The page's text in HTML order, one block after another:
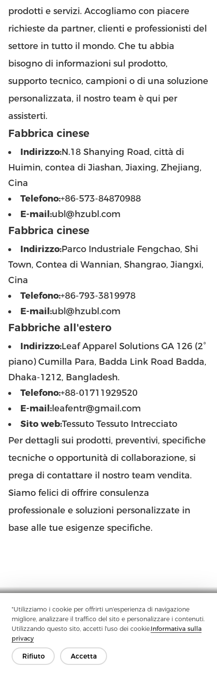
"Utilizziamo i cookie per offrirti un'esperienza di navigazione
migliore, analizzare il traffico del sito e personalizzare i contenuti.
Utilizzando questo sito, accetti l'uso dei cookie.Informativa sulla
privacy
Rifiuto Accetta
prodotti e servizi. Accogliamo con piacere
richieste da partner, clienti e professionisti del
settore in tutto il mondo. Che tu abbia
bisogno di informazioni sul prodotto,
supporto tecnico, campioni o di una soluzione
personalizzata, il nostro team è qui per
assisterti.
Fabbrica cinese
Indirizzo:N.18 Shanying Road, città di
Huimin, contea di Jiashan, Jiaxing, Zhejiang,
Cina
Telefono:+86-573-84870988
E-mail:ubl@hzubl.com
Fabbrica cinese
Indirizzo:Parco Industriale Fengchao, Shi
Town, Contea di Wannian, Shangrao, Jiangxi,
Cina
Telefono:+86-793-3819978
E-mail:ubl@hzubl.com
Fabbriche all'estero
Indirizzo:Leaf Apparel Solutions GA 126 (2°
piano) Cumilla Para, Badda Link Road Badda,
Dhaka-1212, Bangladesh.
Telefono:+88-01711929520
E-mail: leafentr@gmail.com
Sito web:Tessuto Tessuto Intrecciato
Per dettagli sui prodotti, preventivi, specifiche
tecniche o opportunità di collaborazione, si
prega di contattare il nostro team vendita.
Siamo felici di offrire consulenza
professionale e soluzioni personalizzate in
base alle tue esigenze specifiche.
Azienda Prodotto Soluzione Vantaggio Media
FAQ
Contatto
Copyright © 2026 Jiaxing Rainbow Interlining Co., Ltd.